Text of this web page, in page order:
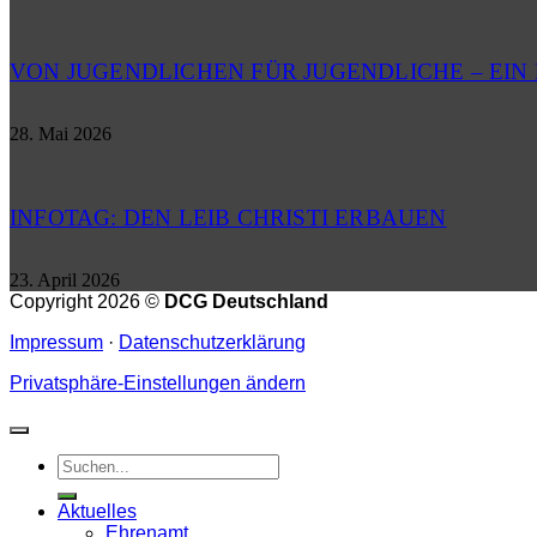
VON JUGENDLICHEN FÜR JUGENDLICHE –
28. Mai 2026
INFOTAG: DEN LEIB CHRISTI ERBAUEN
23. April 2026
Copyright 2026 © DCG Deutschland
Impressum · Datenschutzerklärung
Privatsphäre-Einstellungen ändern
Aktuelles
Ehrenamt